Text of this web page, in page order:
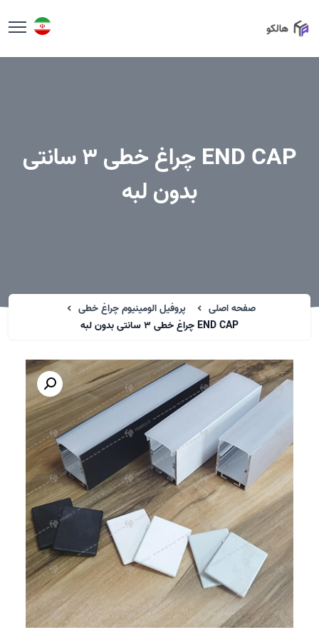
END CAP چراغ خطی 3 سانتی
بدون لبه
صفحه اصلی
پروفیل الومینیوم چراغ خطی
END CAP چراغ خطی 3 سانتی بدون لبه